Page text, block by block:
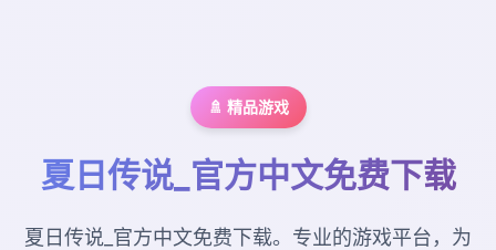
🚿 精品游戏
夏日传说_官方中文免费下载
夏日传说_官方中文免费下载。专业的游戏平台，为